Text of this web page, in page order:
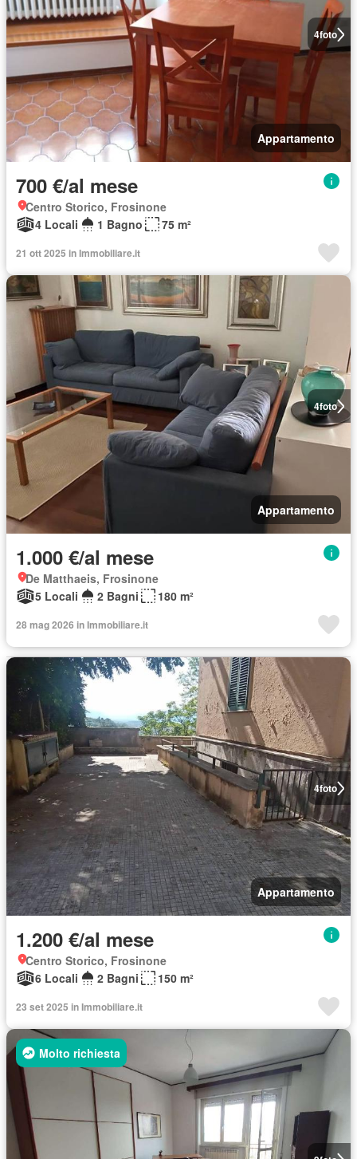
4foto
Appartamento
700 €/al mese
Centro Storico, Frosinone
4 Locali
1 Bagno 75 m²
21 ott 2025 in Immobiliare.it
4foto
Appartamento
1.000 €/al mese
De Matthaeis, Frosinone
5 Locali
2 Bagni 180 m²
28 mag 2026 in Immobiliare.it
4foto
Appartamento
1.200 €/al mese
Centro Storico, Frosinone
6 Locali
2 Bagni 150 m²
23 set 2025 in Immobiliare.it
Molto richiesta